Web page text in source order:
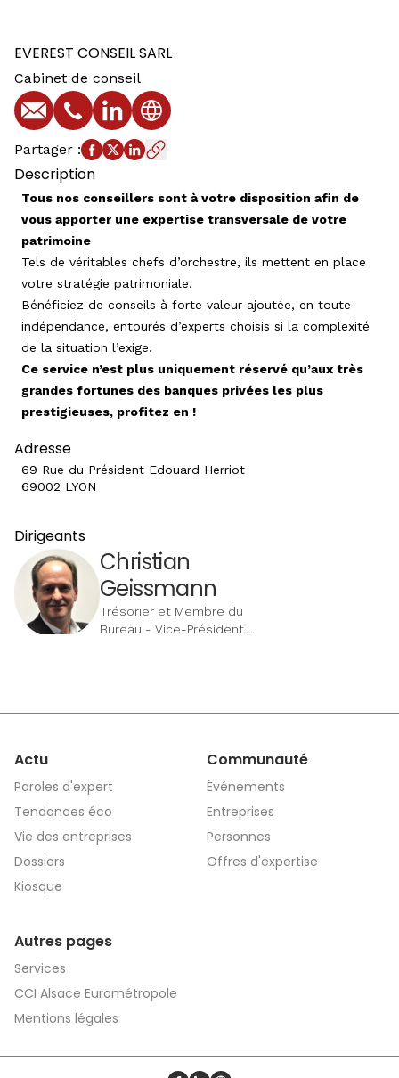
EVEREST CONSEIL SARL
Cabinet de conseil
E-mailTéléphoneProfil LinkedIn
Site web
Partager :
Description
Tous nos conseillers sont à votre disposition afin de
vous apporter une expertise transversale de votre
patrimoine
Tels de véritables chefs d’orchestre, ils mettent en place
votre stratégie patrimoniale.
Bénéficiez de conseils à forte valeur ajoutée, en toute
indépendance, entourés d’experts choisis si la complexité
de la situation l’exige.
Ce service n’est plus uniquement réservé qu’aux très
grandes fortunes des banques privées les plus
prestigieuses, profitez en !
Adresse
69 Rue du Président Edouard Herriot
69002 LYON
Dirigeants
Christian
Geissmann
Trésorier et Membre du
Bureau - Vice-Président
Actu
Paroles d'expert
Tendances éco
Vie des entreprises
Dossiers
Kiosque
Communauté
Événements
Entreprises
Personnes
Offres d'expertise
Autres pages
Services
CCI Alsace Eurométropole
Mentions légales